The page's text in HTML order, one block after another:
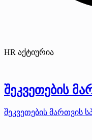
HR აქტიურია
შეკვეთების
შეკვეთების მართვის